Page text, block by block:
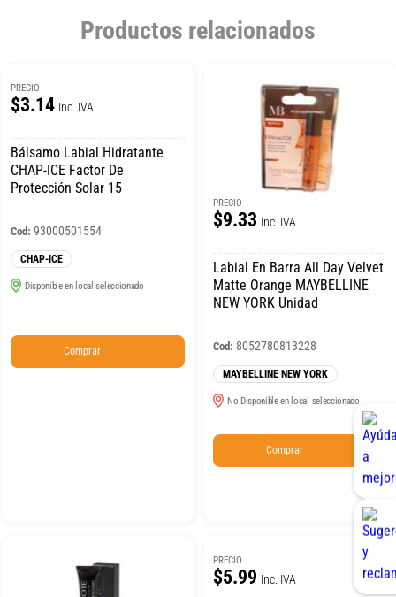
Productos relacionados
PRECIO
$3.14 Inc. IVA
Bálsamo Labial Hidratante
CHAP-ICE Factor De
Protección Solar 15
Cod: 93000501554
CHAP-ICE
Disponible en local seleccionado
Comprar
PRECIO
$9.33 Inc. IVA
Labial En Barra All Day Velvet
Matte Orange MAYBELLINE
NEW YORK Unidad
Cod: 8052780813228
MAYBELLINE NEW YORK
No Disponible en local seleccionado
Comprar
PRECIO
$5.99 Inc. IVA